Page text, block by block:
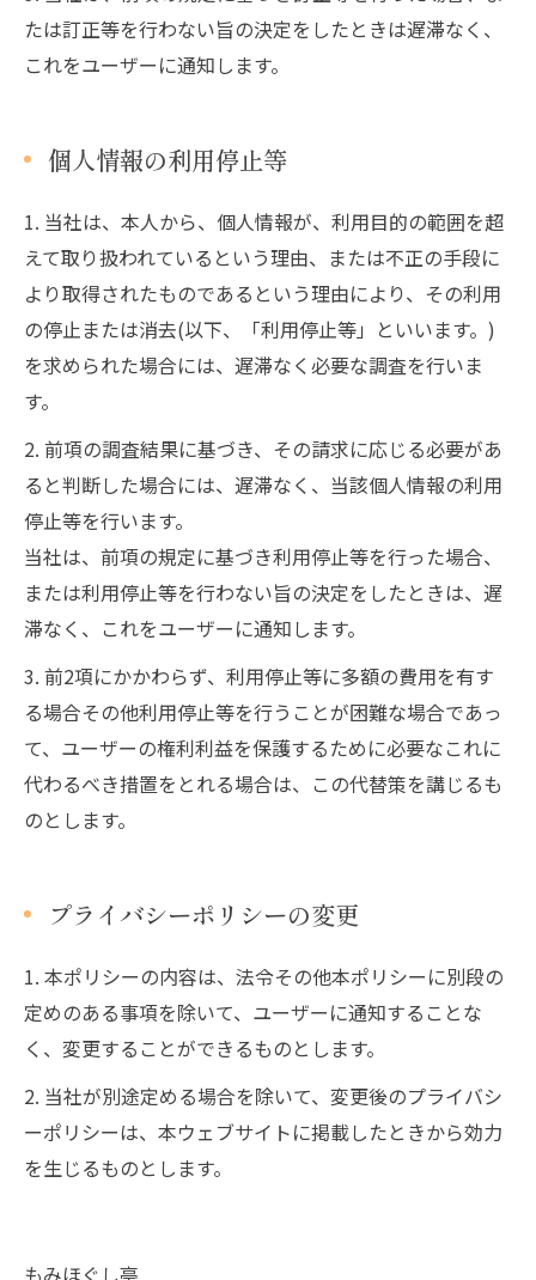
たは訂正等を行わない旨の決定をしたときは遅滞なく、
これをユーザーに通知します。
個人情報の利用停止等
1. 当社は、本人から、個人情報が、利用目的の範囲を超
えて取り扱われているという理由、または不正の手段に
より取得されたものであるという理由により、その利用
の停止または消去(以下、「利用停止等」といいます。)
を求められた場合には、遅滞なく必要な調査を行いま
す。
2. 前項の調査結果に基づき、その請求に応じる必要があ
ると判断した場合には、遅滞なく、当該個人情報の利用
停止等を行います。
当社は、前項の規定に基づき利用停止等を行った場合、
または利用停止等を行わない旨の決定をしたときは、遅
滞なく、これをユーザーに通知します。
3. 前2項にかかわらず、利用停止等に多額の費用を有す
る場合その他利用停止等を行うことが困難な場合であっ
て、ユーザーの権利利益を保護するために必要なこれに
代わるべき措置をとれる場合は、この代替策を講じるも
のとします。
プライバシーポリシーの変更
1. 本ポリシーの内容は、法令その他本ポリシーに別段の
定めのある事項を除いて、ユーザーに通知することな
く、変更することができるものとします。
2. 当社が別途定める場合を除いて、変更後のプライバシ
ーポリシーは、本ウェブサイトに掲載したときから効力
を生じるものとします。
もみほぐし亭